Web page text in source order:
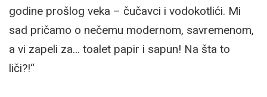
godine prošlog veka – čučavci i vodokotlići. Mi
sad pričamo o nečemu modernom, savremenom,
a vi zapeli za… toalet papir i sapun! Na šta to
liči?!“